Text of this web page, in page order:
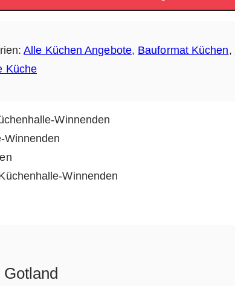
Alle Küchen Angebote, Bauformat Küchen,
Küche
Gotland